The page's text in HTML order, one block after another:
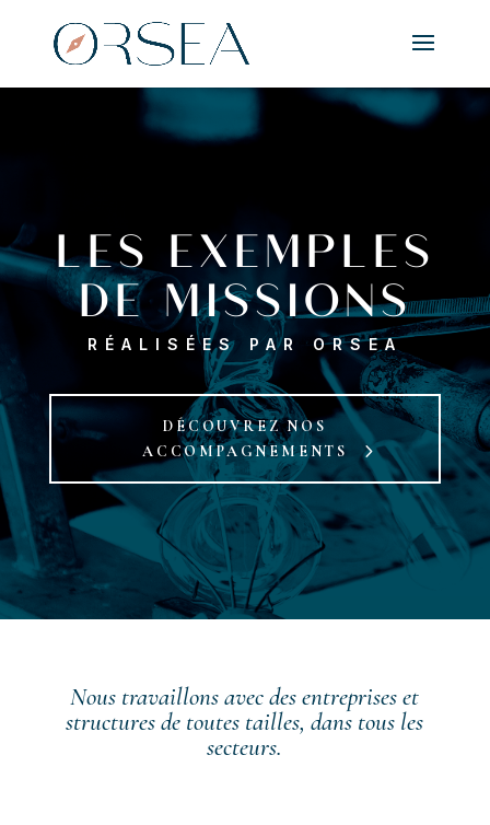
LES EXEMPLES
DE MISSIONS
RÉALISÉES PAR ORSEA
DÉCOUVREZ NOS
ACCOMPAGNEMENTS
Nous travaillons avec des entreprises et
structures de toutes tailles,dans tous les
secteurs.